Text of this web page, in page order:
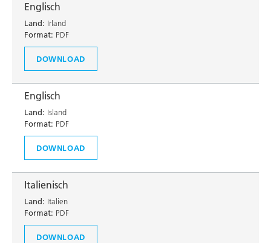
Englisch
Land: Irland
Format: PDF
DOWNLOAD
Englisch
Land: Island
Format: PDF
DOWNLOAD
Italienisch
Land: Italien
Format: PDF
DOWNLOAD